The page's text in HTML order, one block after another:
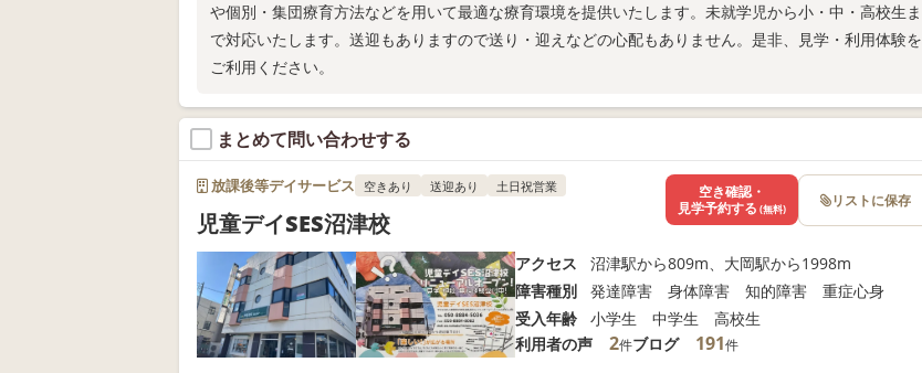
や個別・集団療育方法などを用いて最適な療育環境を提供いたします。未就学児から小・中・高校生ま
で対応いたします。送迎もありますので送り・迎えなどの心配もありません。是非、見学・利用体験を
ご利用ください。
まとめて問い合わせする
放課後等デイサービス 空きあり 送迎あり 土日祝営業
児童デイSES沼津校
アクセス
沼津駅から809m、大岡駅から1998m
障害種別
発達障害 身体障害 知的障害 重症心身
受入年齢
小学生 中学生 高校生
利用者の声
2件ブログ 191件
空き確認・
見学予約する (無料) リストに保存